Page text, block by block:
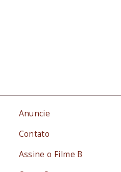
Anuncie
Contato
Assine o Filme B